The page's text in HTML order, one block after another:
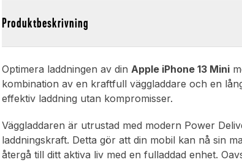
Produktbeskrivning
Optimera laddningen av dinApple iPhone 13 Mini
kombination av en kraftfull väggladdare och en
effektiv laddning utan kompromisser.
Väggladdaren är utrustad med modern Power
laddningskraft. Detta gör att din mobil kan nå sin
återgå till ditt aktiva liv med en fulladdad enhet.